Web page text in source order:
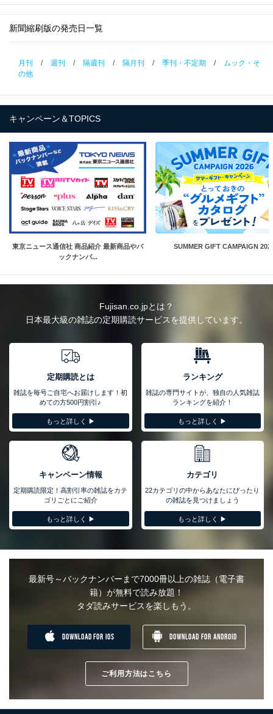
新聞縮刷版の発売日一覧
月刊 / 週刊 / 隔週刊 / 隔月刊 / 季刊・不定期 /
ムック・そ
の他
キャンペーン＆TOPICS
東京ニュース通信社 商品紹介 最新商品やバ
ックナンバ...
SUMMER GIFT CAMPAIGN
Fujisan.co.jpとは？
日本最大級の雑誌の定期購読サービスを提供しています。
定期購読とは
雑誌を毎号ご自宅へお届けします！初
めての方500円割引♪
もっと詳しく ▶︎
ランキング
雑誌の専門サイトが、独自の人気雑誌
ランキングを紹介！
もっと詳しく ▶︎
キャンペーン情報
定期購読限定！高割引率の雑誌をカテ
ゴリごとにご紹介
もっと詳しく ▶︎
カテゴリ
22カテゴリの中からあなたにぴったり
の雑誌を見つけましょう
もっと詳しく ▶︎
最新号～バックナンバーまで7000冊以上の雑誌（電子書
籍）が無料で読み放題！
タダ読みサービスを楽しもう。
DOWNLOAD FOR IOS DOWNLOAD FOR ANDROID
ご利用方法はこちら